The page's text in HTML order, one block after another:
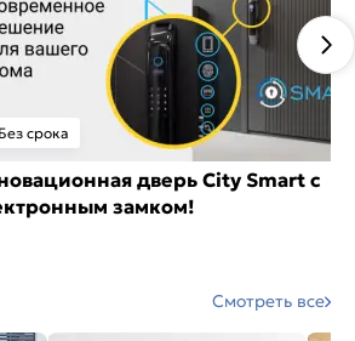
Без срока
дверь City Smart с
замком!
Смотреть все